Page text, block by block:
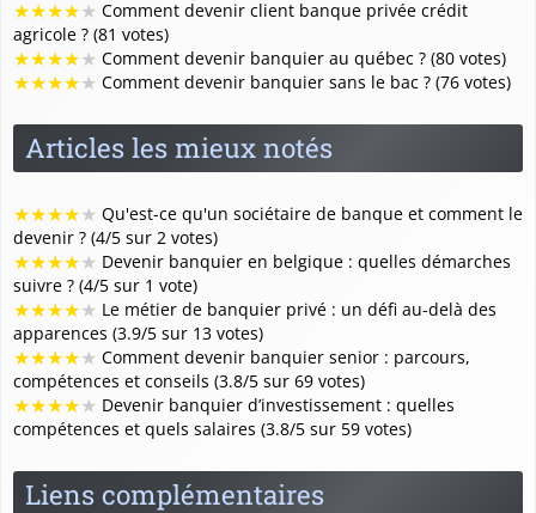
★★★★★ Comment devenir client banque privée crédit
agricole ? (81 votes)
★★★★★ Comment devenir banquier au québec ? (80 votes)
★★★★★ Comment devenir banquier sans le bac ? (76 votes)
Articles les mieux notés
★★★★★ Qu'est-ce qu'un sociétaire de banque et comment le
devenir ? (4/5 sur 2 votes)
★★★★★ Devenir banquier en belgique : quelles démarches
suivre ? (4/5 sur 1 vote)
★★★★★ Le métier de banquier privé : un défi au-delà des
apparences (3.9/5 sur 13 votes)
★★★★★ Comment devenir banquier senior : parcours,
compétences et conseils (3.8/5 sur 69 votes)
★★★★★ Devenir banquier d’investissement : quelles
compétences et quels salaires (3.8/5 sur 59 votes)
Liens complémentaires